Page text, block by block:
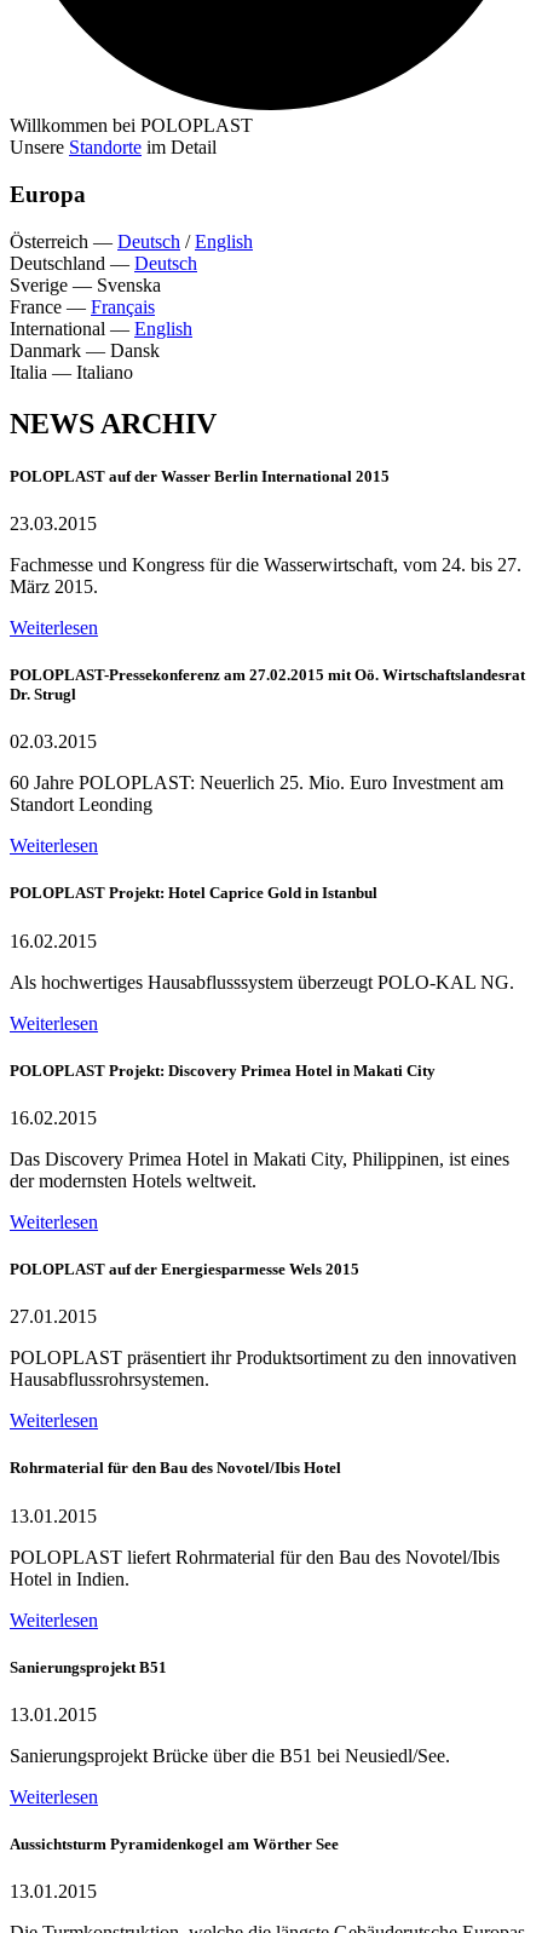
Willkommen bei POLOPLAST
Unsere Standorte im Detail
Europa
Österreich — Deutsch /English
Deutschland — Deutsch
Sverige — Svenska
France — Français
International — English
Danmark — Dansk
Italia — Italiano
NEWS ARCHIV
POLOPLAST auf der Wasser Berlin International 2015
23.03.2015
Fachmesse und Kongress für die Wasserwirtschaft, vom 24. bis 27.
März 2015.
Weiterlesen
POLOPLAST-Pressekonferenz am 27.02.2015 mit Oö. Wirtschaftslandesrat
Dr. Strugl
02.03.2015
60 Jahre POLOPLAST: Neuerlich 25. Mio. Euro Investment am
Standort Leonding
Weiterlesen
POLOPLAST Projekt: Hotel Caprice Gold in Istanbul
16.02.2015
Als hochwertiges Hausabflusssystem überzeugt POLO-KAL NG.
Weiterlesen
POLOPLAST Projekt: Discovery Primea Hotel in Makati City
16.02.2015
Das Discovery Primea Hotel in Makati City, Philippinen, ist eines
der modernsten Hotels weltweit.
Weiterlesen
POLOPLAST auf der Energiesparmesse Wels 2015
27.01.2015
POLOPLAST präsentiert ihr Produktsortiment zu den innovativen
Hausabflussrohrsystemen.
Weiterlesen
Rohrmaterial für den Bau des Novotel/Ibis Hotel
13.01.2015
POLOPLAST liefert Rohrmaterial für den Bau des Novotel/Ibis
Hotel in Indien.
Weiterlesen
Sanierungsprojekt B51
13.01.2015
Sanierungsprojekt Brücke über die B51 bei Neusiedl/See.
Weiterlesen
Aussichtsturm Pyramidenkogel am Wörther See
13.01.2015